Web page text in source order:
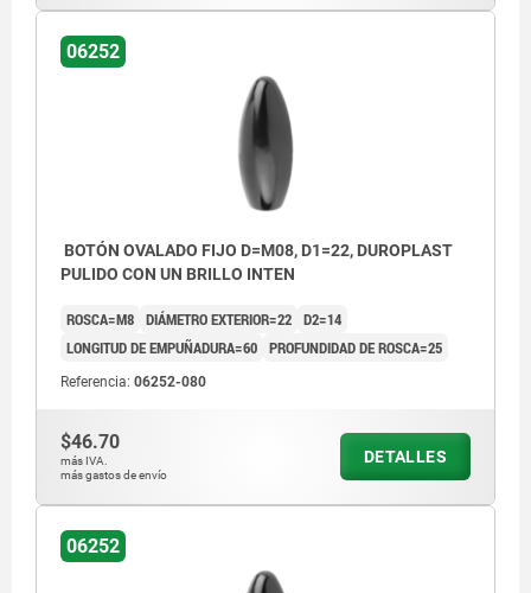
06252
BOTÓN OVALADO FIJO D=M08, D1=22, DUROPLAST
PULIDO CON UN BRILLO INTEN
ROSCA=M8 DIÁMETRO EXTERIOR=22 D2=14
LONGITUD DE EMPUÑADURA=60 PROFUNDIDAD DE ROSCA=25
Referencia: 06252-080
$46.70
más IVA.
más gastos de envío
DETALLES
06252